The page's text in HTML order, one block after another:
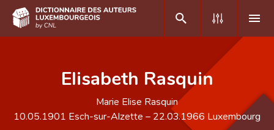
FR
Accueil
Elisabeth Rasquin
Marie Elise Rasquin
10.05.1901 Esch-sur-Alzette – 22.03.1966 Luxembourg